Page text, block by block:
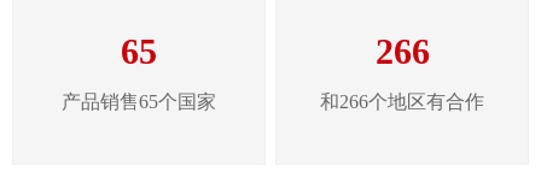
65
产品销售65个国家
266
和266个地区有合作